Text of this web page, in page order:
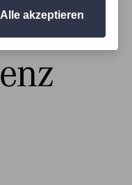
Alle akzeptieren